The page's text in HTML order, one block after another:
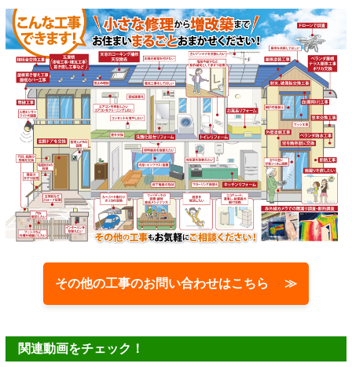
その他の工事のお問い合わせはこちら ≫
関連動画をチェック！